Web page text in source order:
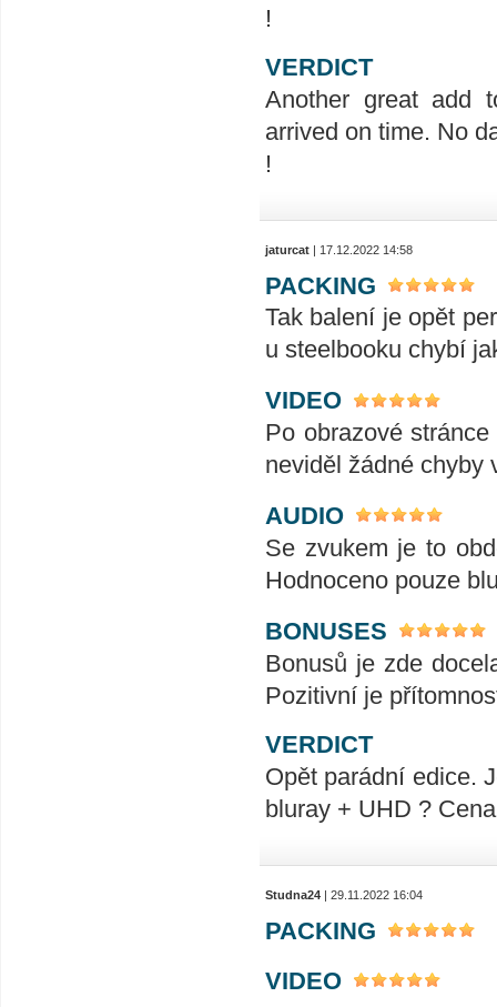
!
VERDICT
Another great add
arrived on time. No
!
jaturcat | 17.12.2022 14:58
PACKING
Tak balení je opět
u steelbooku chybí
VIDEO
Po obrazové
neviděl žádné chyby
AUDIO
Se zvukem je to
Hodnoceno pouze
BONUSES
Bonusů je zde
Pozitivní je
VERDICT
Opět parádní edice.
bluray + UHD ?
Studna24 | 29.11.2022 16:04
PACKING
VIDEO